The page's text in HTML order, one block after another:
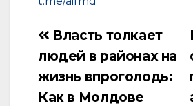
Навигация
по
записям
Власть толкает
людей в районах на
жизнь впроголодь:
Как в Молдове